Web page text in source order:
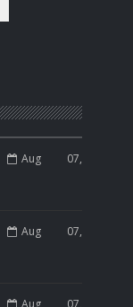
Aug 07,
Aug 07,